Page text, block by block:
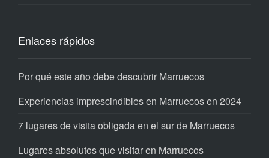
Enlaces rápidos
Por qué este año debe descubrir Marruecos
Experiencias imprescindibles en Marruecos en 2024
7 lugares de visita obligada en el sur de Marruecos
Lugares absolutos que visitar en Marruecos